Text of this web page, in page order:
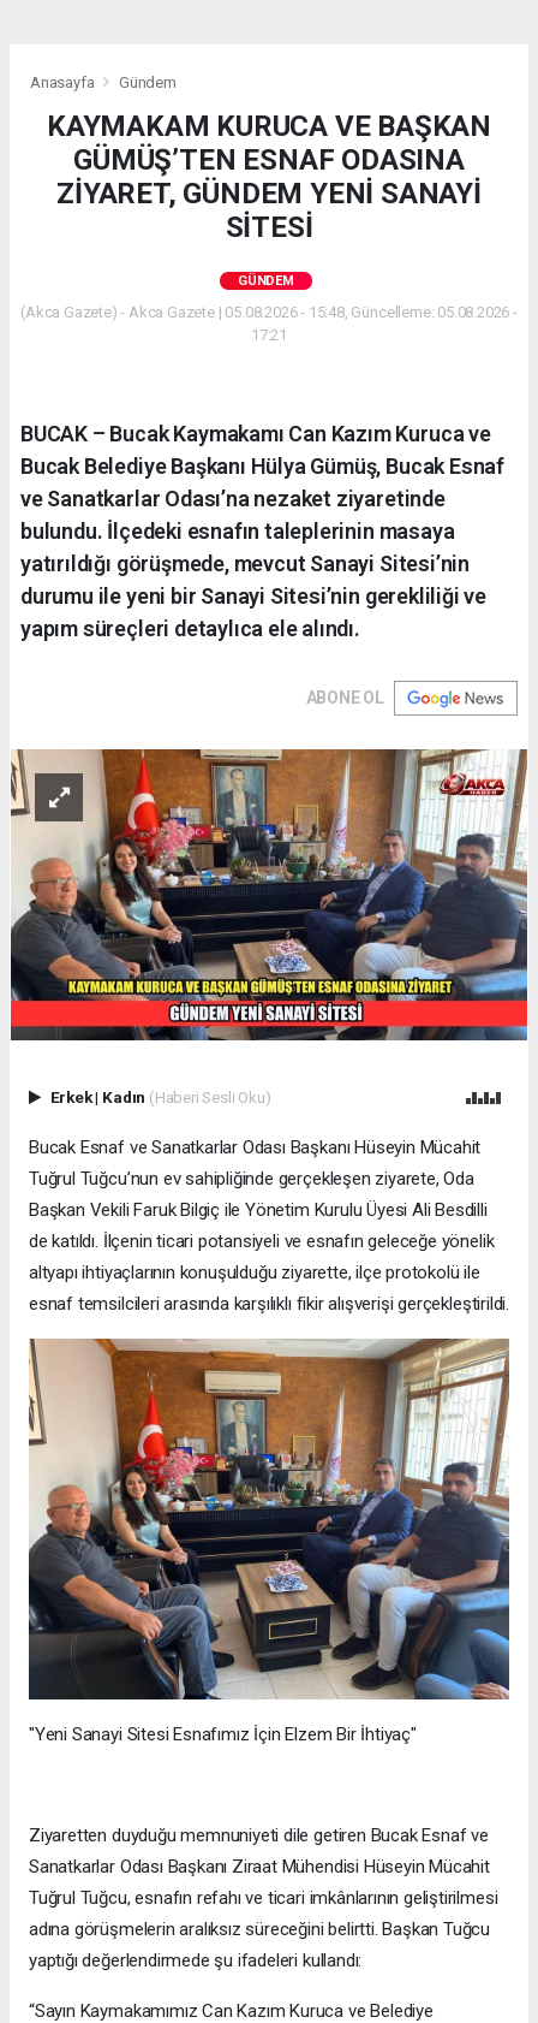
Anasayfa Gündem
KAYMAKAM KURUCA VE BAŞKAN
GÜMÜŞ’TEN ESNAF ODASINA
ZİYARET, GÜNDEM YENİ SANAYİ
SİTESİ
GÜNDEM
(Akca Gazete) - Akca Gazete | 05.08.2026 - 15:48, Güncelleme: 05.08.2026 -
17:21
BUCAK – Bucak Kaymakamı Can Kazım Kuruca ve
Bucak Belediye Başkanı Hülya Gümüş, Bucak Esnaf
ve Sanatkarlar Odası’na nezaket ziyaretinde
bulundu. İlçedeki esnafın taleplerinin masaya
yatırıldığı görüşmede, mevcut Sanayi Sitesi’nin
durumu ile yeni bir Sanayi Sitesi’nin gerekliliği ve
yapım süreçleri detaylıca ele alındı.
ABONE OL
Erkek| Kadın (Haberi Sesli Oku)
Bucak Esnaf ve Sanatkarlar Odası Başkanı Hüseyin Mücahit
Tuğrul Tuğcu’nun ev sahipliğinde gerçekleşen ziyarete, Oda
Başkan Vekili Faruk Bilgiç ile Yönetim Kurulu Üyesi Ali Besdilli
de katıldı. İlçenin ticari potansiyeli ve esnafın geleceğe yönelik
altyapı ihtiyaçlarının konuşulduğu ziyarette, ilçe protokolü ile
esnaf temsilcileri arasında karşılıklı fikir alışverişi gerçekleştirildi.
"Yeni Sanayi Sitesi Esnafımız İçin Elzem Bir İhtiyaç"
Ziyaretten duyduğu memnuniyeti dile getiren Bucak Esnaf ve
Sanatkarlar Odası Başkanı Ziraat Mühendisi Hüseyin Mücahit
Tuğrul Tuğcu, esnafın refahı ve ticari imkânlarının geliştirilmesi
adına görüşmelerin aralıksız süreceğini belirtti. Başkan Tuğcu
yaptığı değerlendirmede şu ifadeleri kullandı:
“Sayın Kaymakamımız Can Kazım Kuruca ve Belediye